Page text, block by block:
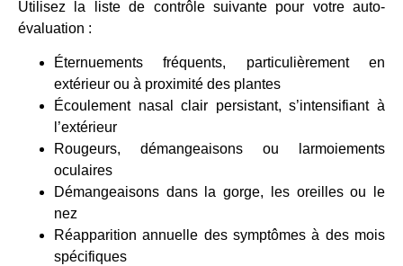
Utilisez la liste de contrôle suivante pour votre auto-
évaluation :
Éternuements fréquents, particulièrement en
extérieur ou à proximité des plantes
Écoulement nasal clair persistant, s’intensifiant à
l’extérieur
Rougeurs, démangeaisons ou larmoiements
oculaires
Démangeaisons dans la gorge, les oreilles ou le
nez
Réapparition annuelle des symptômes à des mois
spécifiques